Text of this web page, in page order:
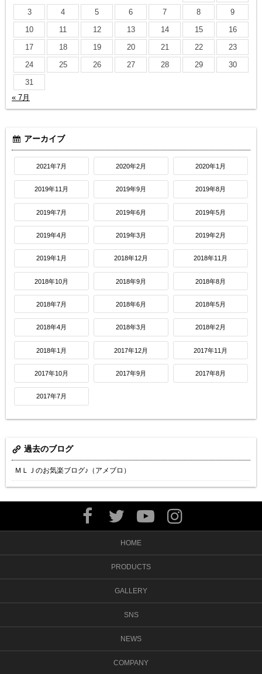
3
4 5 6 7 8
9
10
11 12 13 14 15
16
17
18 19 20 21 22
23
24
25 26 27 28 29
30
31
« 7月
アーカイブ
2021年7月 2020年2月 2020年1月
2019年11月 2019年9月 2019年8月
2019年7月 2019年6月 2019年5月
2019年4月 2019年3月 2019年2月
2019年1月 2018年12月 2018年11月
2018年10月 2018年9月 2018年8月
2018年7月 2018年6月 2018年5月
2018年4月 2018年3月 2018年2月
2018年1月 2017年12月 2017年11月
2017年10月 2017年9月 2017年8月
2017年7月
過去のブログ
ＭＬＪのお気楽ブログ♪（アメブロ）
HOME
PRODUCTS
GALLERY
SNS
NEWS
COMPANY